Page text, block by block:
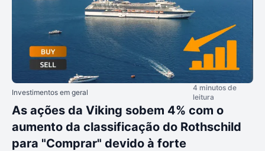
Investimentos em geral
4 minutos de
leitura
As ações da Viking sobem 4% com o
aumento da classificação do Rothschild
para "Comprar" devido à forte